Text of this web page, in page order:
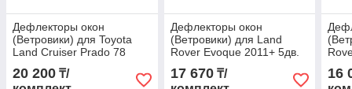
Дефлекторы окон
(Ветровики) для Toyota
Land Cruiser Prado 78
1990-1996
20 200 ₸/
Дефлекторы окон
(Ветровики) для Land
Rover Evoque 2011+ 5дв.
17 670₸/
16